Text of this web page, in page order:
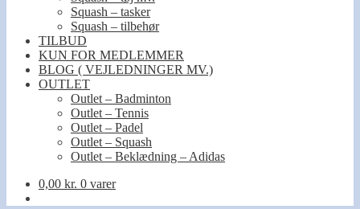
Squash – tasker
Squash – tilbehør
TILBUD
KUN FOR MEDLEMMER
BLOG ( VEJLEDNINGER MV.)
OUTLET
Outlet – Badminton
Outlet – Tennis
Outlet – Padel
Outlet – Squash
Outlet – Beklædning – Adidas
0,00 kr. 0 varer